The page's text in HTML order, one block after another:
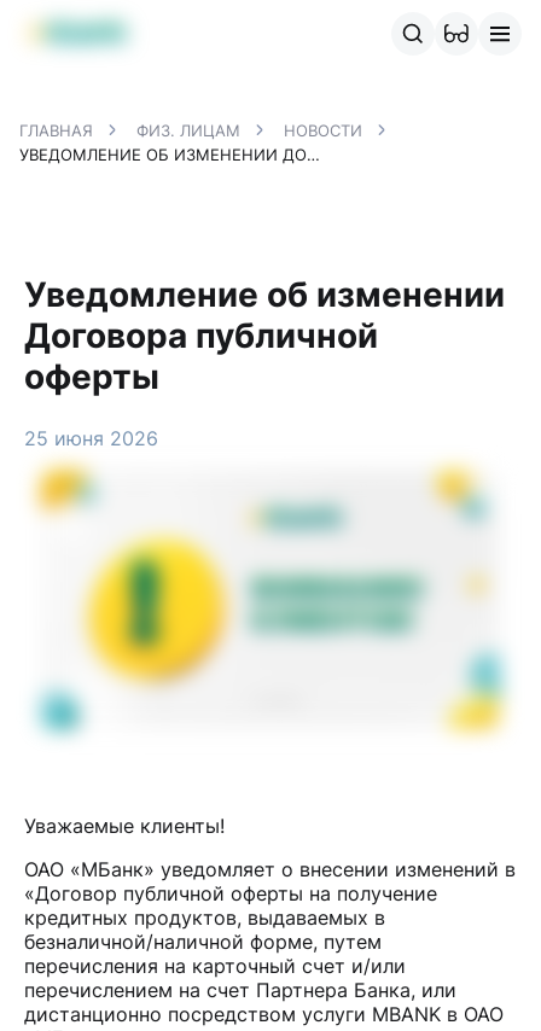
Продукты MBANK
ГЛАВНАЯ ФИЗ. ЛИЦАМ
НОВОСТИ
УВЕДОМЛЕНИЕ ОБ ИЗМЕНЕНИИ ДОГОВОРА ПУБЛИЧНОЙ ОФЕРТЫ
Уведомление об изменении
Договора публичной
оферты
25 июня 2026
Уважаемые клиенты!
ОАО «МБанк» уведомляет о внесении изменений в
«Договор публичной оферты на получение
кредитных продуктов, выдаваемых в
безналичной/наличной форме, путем
перечисления на карточный счет и/или
перечислением на счет Партнера Банка, или
дистанционно посредством услуги MBANK в ОАО